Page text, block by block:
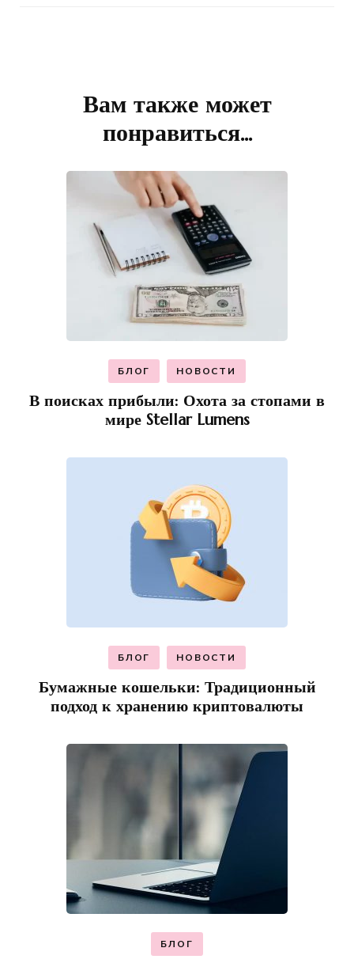
Вам также может
понравиться...
БЛОГ НОВОСТИ
В поисках прибыли: Охота за стопами в
мире Stellar Lumens
БЛОГ НОВОСТИ
Бумажные кошельки: Традиционный
подход к хранению криптовалюты
БЛОГ